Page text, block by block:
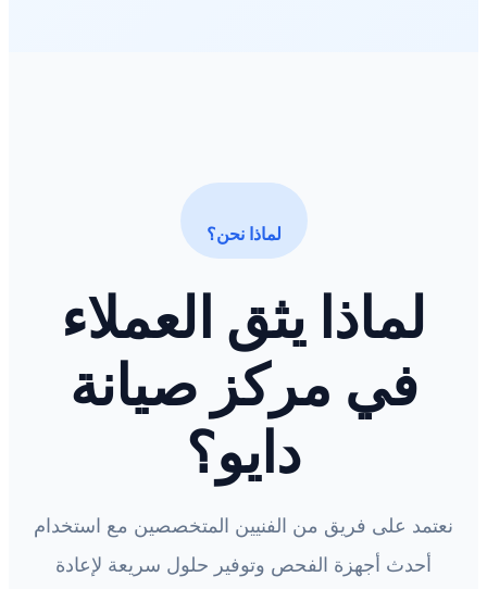
لماذا نحن؟
لماذا يثق العملاء
في مركز صيانة
دايو؟
نعتمد على فريق من الفنيين المتخصصين مع استخدام
أحدث أجهزة الفحص وتوفير حلول سريعة لإعادة